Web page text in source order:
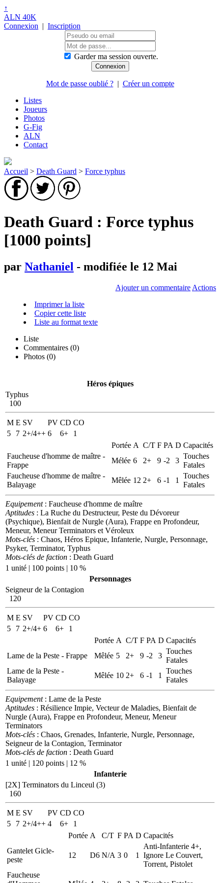
↑
ALN 40K
Connexion | Inscription
Garder ma session ouverte.
Mot de passe oublié ?| Créer un compte
Listes
Joueurs
Photos
G-Fig
ALN
Contact
Accueil > Death Guard > Force typhus
Death Guard : Force typhus
[1000 points]
par Nathaniel - modifiée le 12 Mai
Ajouter un commentaire Actions
Imprimer la liste
Copier cette liste
Liste au format texte
Liste
Commentaires (0)
Photos (0)
Héros épiques
Typhus
100
M E SV PV CD CO
5
7 2+/4++ 6 6+
1
Portée A C/T F PA D Capacités
Faucheuse d'homme de maître -
Frappe
Mélée 6 2+ 9 -2 3
Touches
Fatales
Faucheuse d'homme de maître -
Balayage
Mêlée 12 2+ 6 -1 1
Touches
Fatales
Equipement: Faucheuse d'homme de maître
Aptitudes : La Ruche du Destructeur, Peste du Dévoreur
(Psychique), Bienfait de Nurgle (Aura), Frappe en Profondeur,
Meneur, Meneur Terminators et Véroleux
Mots-clés : Chaos, Héros Epique, Infanterie, Nurgle, Personnage,
Psyker, Terminator, Typhus
Mots-clés de faction : Death Guard
1 unité | 100 points | 10 %
Personnages
Seigneur de la Contagion
120
M E SV PV CD CO
5
7 2+/4+ 6 6+
1
Portée A C/T F PA D Capacités
Lame de la Peste - Frappe
Mêlée 5 2+ 9 -2 3
Touches
Fatales
Lame de la Peste -
Balayage
Mêlée 10 2+ 6 -1 1
Touches
Fatales
Equipement: Lame de la Peste
Aptitudes : Résilience Impie, Vecteur de Maladies, Bienfait de
Nurgle (Aura), Frappe en Profondeur, Meneur, Meneur
Terminators
Mots-clés : Chaos, Grenades, Infanterie, Nurgle, Personnage,
Seigneur de la Contagion, Terminator
Mots-clés de faction : Death Guard
1 unité | 120 points | 12 %
Infanterie
[2X] Terminators du Linceul (3)
160
M E SV PV CD CO
5
7 2+/4++ 4 6+
1
Portée A C/T F PA D Capacités
Gantelet Gicle-
peste
12 D6 N/A 3 0 1
Anti-Infanterie 4+,
Ignore Le Couvert,
Torrent, Pistolet
Faucheuse